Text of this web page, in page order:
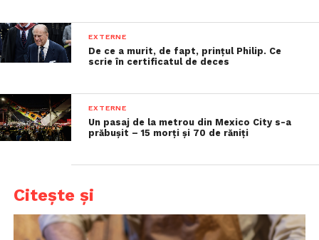
EXTERNE
De ce a murit, de fapt, prințul Philip. Ce
scrie în certificatul de deces
EXTERNE
Un pasaj de la metrou din Mexico City s-a
prăbușit – 15 morți și 70 de răniți
Citește și